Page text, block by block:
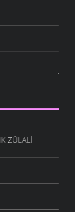
ZÜLALI